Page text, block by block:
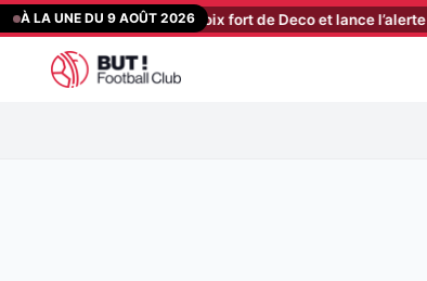
Aller
au
contenu
À LA UNE DU 9 AOÛT 2026
: Flick valide le choix fort de Deco et lance l’alerte [11:03]